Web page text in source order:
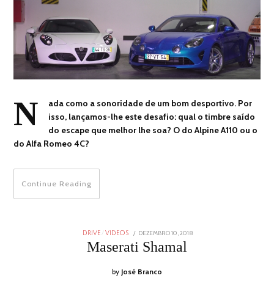
N
ada como a sonoridade de um bom desportivo. Por
isso, lançamos-lhe este desafio: qual o timbre saído
do escape que melhor lhe soa? O do Alpine A110 ou o
do Alfa Romeo 4C?
Continue Reading
DRIVE VIDEOS
POSTED
ON
DEZEMBRO 10, 2018
Maserati Shamal
by José Branco